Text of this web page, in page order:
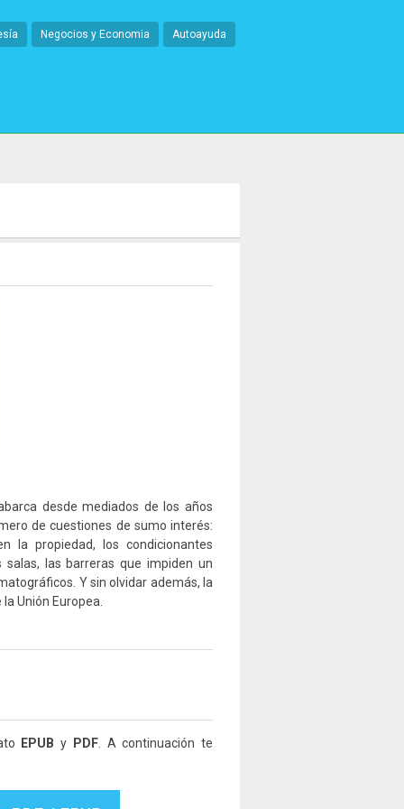
Negocios y Economia Autoayuda
desde mediados de los años
de cuestiones de sumo interés:
la propiedad, los condicionantes
las barreras que impiden un
Y sin ol­vidar además, la
Unión Europea.
EPUB y PDF. A continuación te